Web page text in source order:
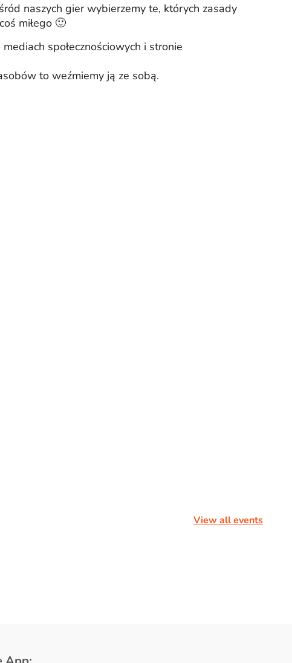
naszych gier wybierzemy te, których zasady
miłego 🙂
społecznościowych i stronie
to weźmiemy ją ze sobą.
View all events